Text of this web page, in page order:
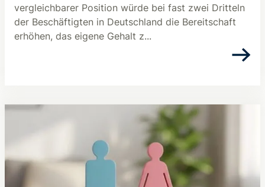
vergleichbarer Position würde bei fast zwei Dritteln
der Beschäftigten in Deutschland die Bereitschaft
erhöhen, das eigene Gehalt z...